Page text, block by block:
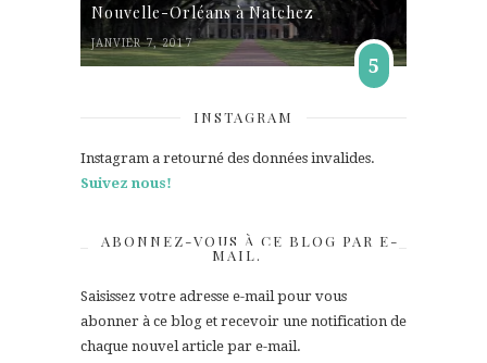
Nouvelle-Orléans à Natchez
JANVIER 7, 2017
5
INSTAGRAM
Instagram a retourné des données invalides.
Suivez nous!
ABONNEZ-VOUS À CE BLOG PAR E-
MAIL.
Saisissez votre adresse e-mail pour vous
abonner à ce blog et recevoir une notification de
chaque nouvel article par e-mail.